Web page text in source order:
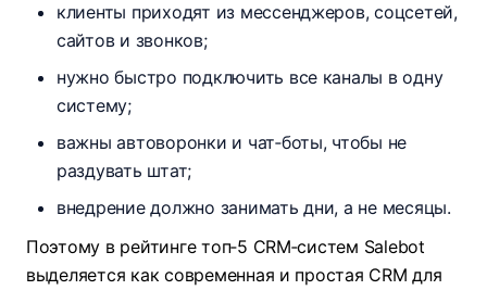
клиенты приходят из мессенджеров, соцсетей,
сайтов и звонков;​
нужно быстро подключить все каналы в одну
систему;
важны автоворонки и чат‑боты, чтобы не
раздувать штат;
внедрение должно занимать дни, а не месяцы.
Поэтому в рейтинге топ‑5 CRM‑систем Salebot
выделяется как современная и простая CRM для